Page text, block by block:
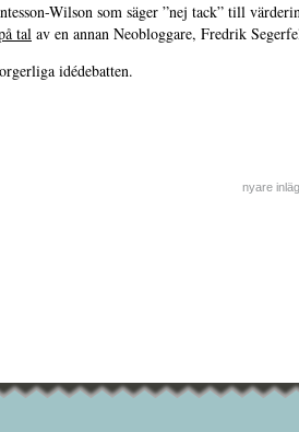
Wilson som säger ”nej tack” till
tal av en annan Neobloggare, Fredrik
idédebatten.
nyare